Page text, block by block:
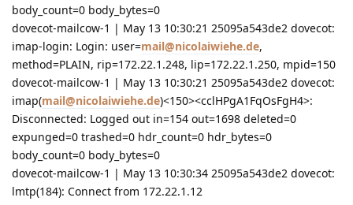
body_count=0 body_bytes=0
dovecot-mailcow-1 | May 13 10:30:21 25095a543de2 dovecot:
imap-login: Login: user=mail@nicolaiwiehe.de,
method=PLAIN, rip=172.22.1.248, lip=172.22.1.250, mpid=150
dovecot-mailcow-1 | May 13 10:30:21 25095a543de2 dovecot:
imap(mail@nicolaiwiehe.de)<150><cclHPgA1FqOsFgH4>:
Disconnected: Logged out in=154 out=1698 deleted=0
expunged=0 trashed=0 hdr_count=0 hdr_bytes=0
body_count=0 body_bytes=0
dovecot-mailcow-1 | May 13 10:30:34 25095a543de2 dovecot:
lmtp(184): Connect from 172.22.1.12